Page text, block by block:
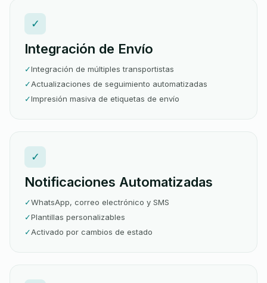
✓
Integración de Envío
✓Integración de múltiples transportistas
✓Actualizaciones de seguimiento automatizadas
✓Impresión masiva de etiquetas de envío
✓
Notificaciones Automatizadas
✓WhatsApp, correo electrónico y SMS
✓Plantillas personalizables
✓Activado por cambios de estado